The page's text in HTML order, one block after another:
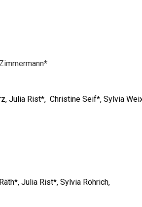
Julia Rist*, Christine Seif*, Sylvia
Julia Rist*, Sylvia Röhrich,